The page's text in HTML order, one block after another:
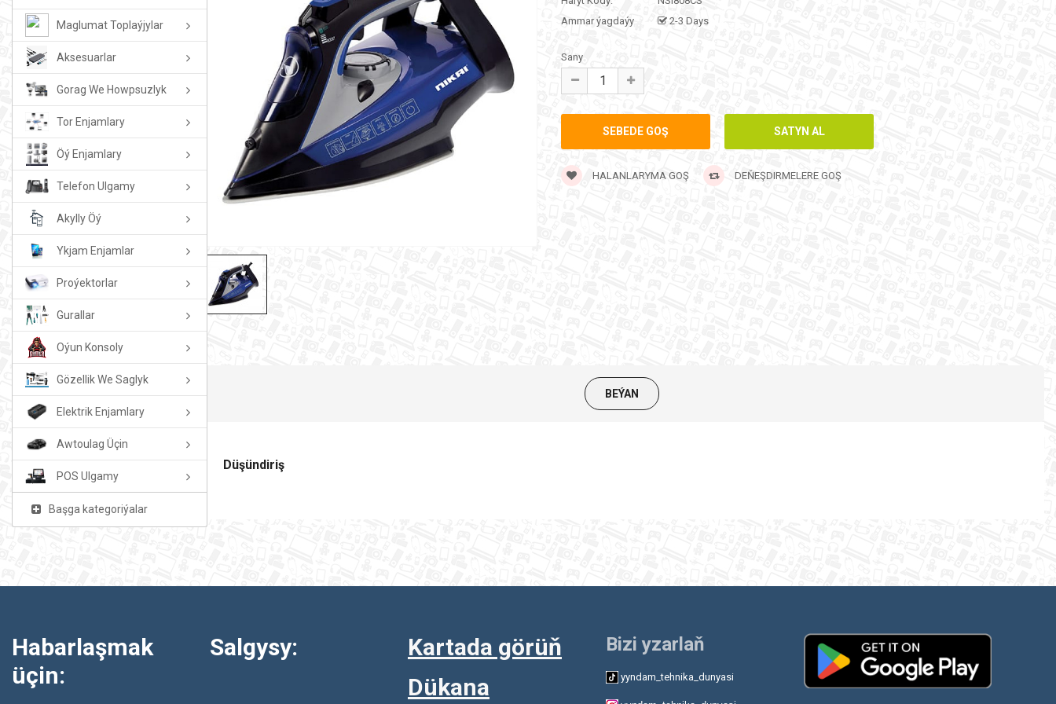
Maglumat Toplaýjylar
Aksesuarlar
Gorag We Howpsuzlyk
Tor Enjamlary
Öý Enjamlary
Telefon Ulgamy
Akylly Öý
Ykjam Enjamlar
Proýektorlar
Gurallar
Oýun Konsoly
Gözellik We Saglyk
Elektrik Enjamlary
Awtoulag Üçin
POS Ulgamy
Başga kategoriýalar
Ammar ýagdaýy
2-3 Days
Sany
HALANLARYMA GOŞ DEŇEŞDIRMELERE GOŞ
BEÝAN
Düşündiriş
Habarlaşmak
üçin:
Salgysy:
Kartada görüň
Dükana
Bizi yzarlaň
yyndam_tehnika_dunyasi